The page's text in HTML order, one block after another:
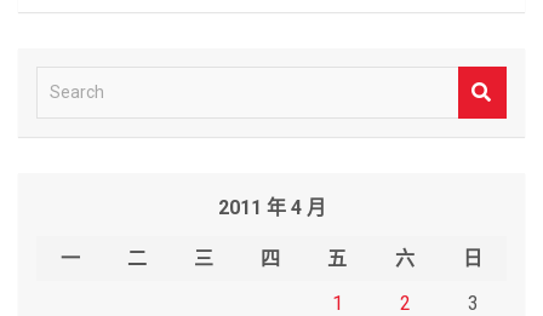
e
2011 年 4 月
一 二 三 四 五 六
日
1
2
3